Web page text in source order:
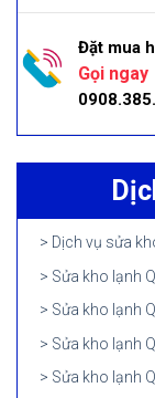
Đặt mua
Gọi ngay
Dịch vụ sửa
Sửa kho lạnh
Sửa kho lạnh
Sửa kho lạnh
Sửa kho lạnh